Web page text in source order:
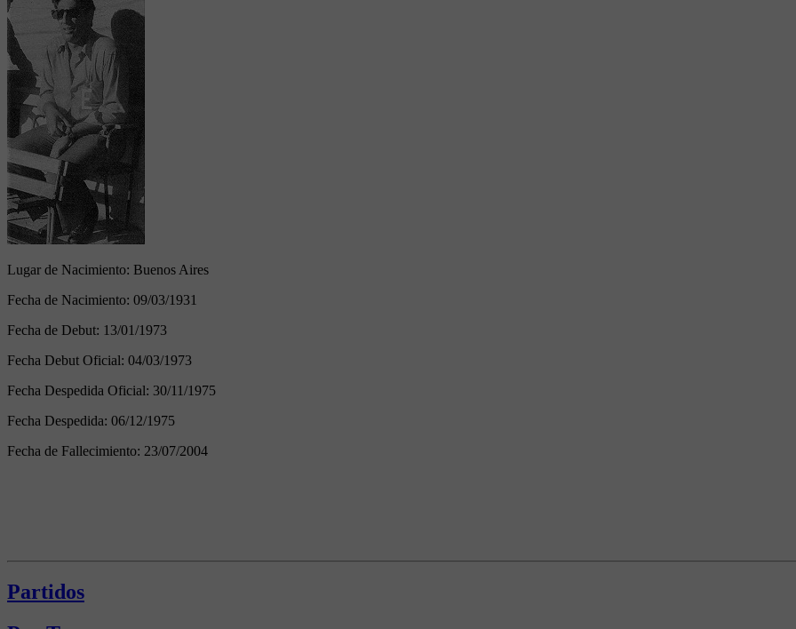
Lugar de Nacimiento: Buenos Aires
Fecha de Nacimiento: 09/03/1931
Fecha de Debut: 13/01/1973
Fecha Debut Oficial: 04/03/1973
Fecha Despedida Oficial: 30/11/1975
Fecha Despedida: 06/12/1975
Fecha de Fallecimiento: 23/07/2004
Partidos